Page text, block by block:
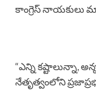
కాంగ్రెస్ నాయకులు
“ఎన్ని కష్టాలున్నా,
నేతృత్వంలోని